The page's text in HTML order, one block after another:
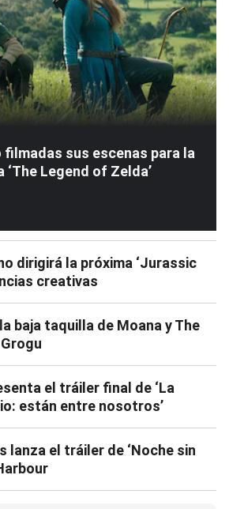
filmadas sus escenas para la
‘The Legend of Zelda’
dirigirá la próxima ‘Jurassic
creativas
baja taquilla de Moana y The
el tráiler final de ‘La
están entre nosotros’
lanza el tráiler de ‘Noche sin